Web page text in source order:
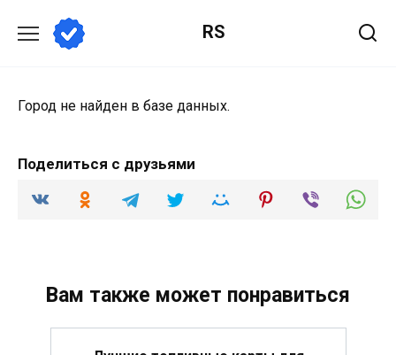
содержанию
RS
Город не найден в базе данных.
Поделиться с друзьями
Вам также может понравиться